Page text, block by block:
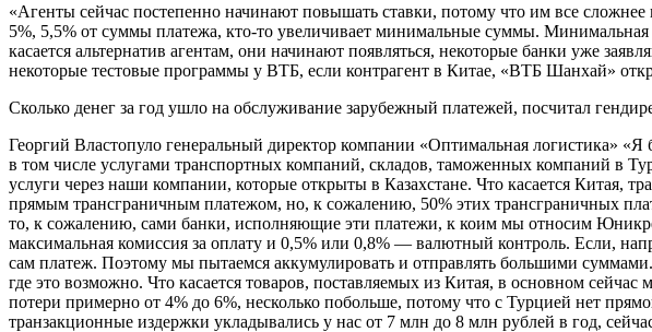
«Агенты сейчас постепенно начинают повышать ставки, потому что им все
5%, 5,5% от суммы платежа, кто-то увеличивает минимальные суммы. Минимальная
касается альтернатив агентам, они начинают появляться, некоторые банки уже
некоторые тестовые программы у ВТБ, если контрагент в Китае, «ВТБ Шанхай»
Сколько денег за год ушло на обслуживание зарубежный платежей, посчитал
Георгий Властопуло генеральный директор компании «Оптимальная логистика»
в том числе услугами транспортных компаний, складов, таможенных компаний в
услуги через наши компании, которые открыты в Казахстане. Что касается Китая,
прямым трансграничным платежом, но, к сожалению, 50% этих трансграничных
то, к сожалению, сами банки, исполняющие эти платежи, к коим мы относим
максимальная комиссия за оплату и 0,5% или 0,8% — валютный контроль. Если,
сам платеж. Поэтому мы пытаемся аккумулировать и отправлять большими
где это возможно. Что касается товаров, поставляемых из Китая, в основном
потери примерно от 4% до 6%, несколько побольше, потому что с Турцией нет
транзакционные издержки укладывались у нас от 7 млн до 8 млн рублей в год,